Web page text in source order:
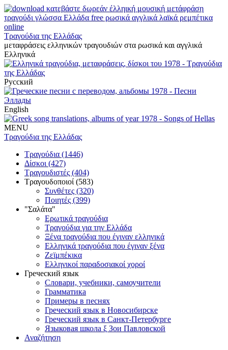
Τραγούδια της Ελλάδας
μεταφράσεις ελληνικών τραγουδιών στα ρωσικά και αγγλικά
Ελληνικά
Русский
English
MENU
Τραγούδια της Ελλάδας
Τραγούδια (1446)
Δίσκοι (427)
Τραγουδιστές (404)
Τραγουδοποιοί (583)
Συνθέτες (320)
Ποιητές (399)
"Σαλάτα"
Ερωτικά τραγούδια
Τραγούδια για την Ελλάδα
Ξένα τραγούδια που έγιναν ελληνικά
Ελληνικά τραγούδια που έγιναν ξένα
Ζεϊμπέκικα
Ελληνικοί παραδοσιακοί χοροί
Греческий язык
Словари, учебники, самоучители
Грамматика
Примеры в песнях
Греческий язык в Новосибирске
Греческий язык в Санкт-Петербурге
Языковая школа ξ Зои Павловской
Αναζήτηση